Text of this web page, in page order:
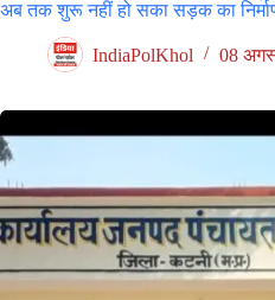
अब तक शुरू नहीं हो सका सड़क का
IndiaPolKhol 08